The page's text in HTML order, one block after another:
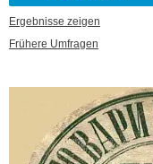
Ergebnisse zeigen
Frühere Umfragen